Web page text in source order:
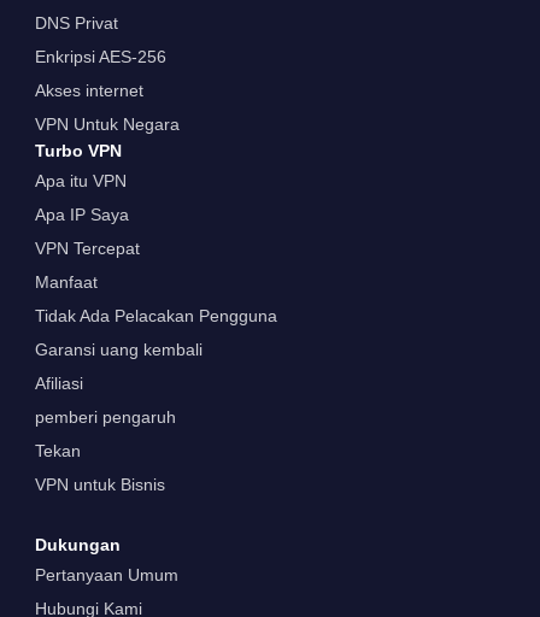
DNS Privat
Enkripsi AES-256
Akses internet
VPN Untuk Negara
Turbo VPN
Apa itu VPN
Apa IP Saya
VPN Tercepat
Manfaat
Tidak Ada Pelacakan Pengguna
Garansi uang kembali
Afiliasi
pemberi pengaruh
Tekan
VPN untuk Bisnis
Dukungan
Pertanyaan Umum
Hubungi Kami